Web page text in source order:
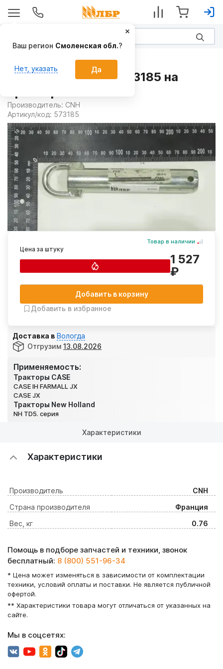
Палец стопорный 573185 на
Производитель: CNH
Артикул/код: 573185
Применяемость:
Тракторы CASE
CASE IH FARMALL JX
CASE JX
Тракторы New Holland
NH TD5. серия
Товар в наличии
Цена за штуку
1 527
₽
Добавить в корзину
Добавить в избранное
Доставка в Вологда
Отгрузим 13.08.2026
Характеристики
Характеристики
Производитель
CNH
Страна производителя
Франция
Вес, кг
0.76
Помощь в подборе запчастей и техники, звонок
бесплатный: 8 (800) 551-96-34
* Цена может изменяться в зависимости от комплектации
техники, условий оплаты и поставки. Не является публичной
офертой.
** Характеристики товара могут отличаться от указанных на
сайте.
Мы в соцсетях:
Ваш регион Смоленская обл.?
Нет, указать Да